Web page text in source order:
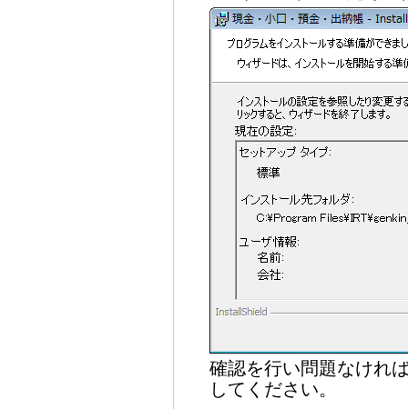
確認を行い問題なけれ
してください。